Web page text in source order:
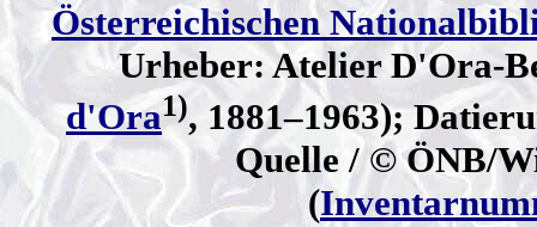
Österreichischen
Urheber: Atelier D'Ora-
d'Ora1), 1881–1963);
Quelle / © ÖNB/
(